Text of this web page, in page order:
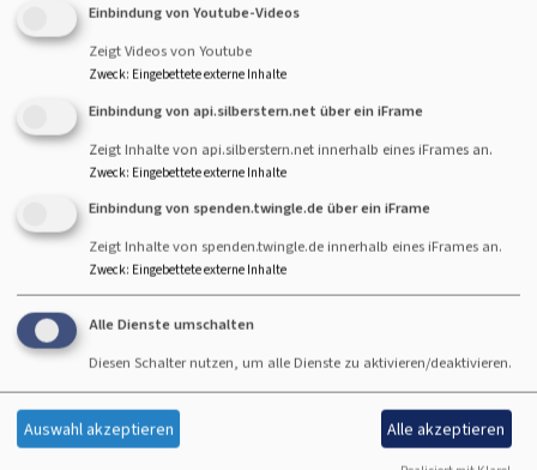
Diakonische Arbeit
Hier finden Sie Informationen zu unseren diakonischen
Arbeitsbereichen.
Hauptnavigation
Christuskirche
Begleitung &
Beratung
Angebote A - Z
Fußbereichsmenü
Impressum
Einbindung von Youtube-Videos
Zeigt Videos von Youtube
Zweck: Eingebettete externe Inhalte
Einbindung von api.silberstern.net über ein iFrame
Zeigt Inhalte von api.silberstern.net innerhalb eines iFrames an.
Zweck: Eingebettete externe Inhalte
Einbindung von spenden.twingle.de über ein iFrame
Zeigt Inhalte von spenden.twingle.de innerhalb eines iFrames an.
Zweck: Eingebettete externe Inhalte
Alle Dienste umschalten
Diesen Schalter nutzen, um alle Dienste zu aktivieren/deaktivieren.
Auswahl akzeptieren Alle akzeptieren